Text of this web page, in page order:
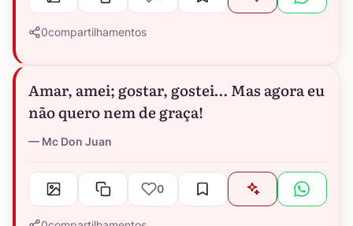
0compartilhamentos
Amar, amei; gostar, gostei… Mas agora eu
não quero nem de graça!
Mc Don Juan
0